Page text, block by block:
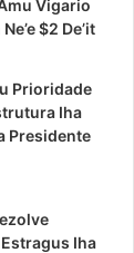
Vigario
$2 De’it
Prioridade
Iha
Presidente
Iha